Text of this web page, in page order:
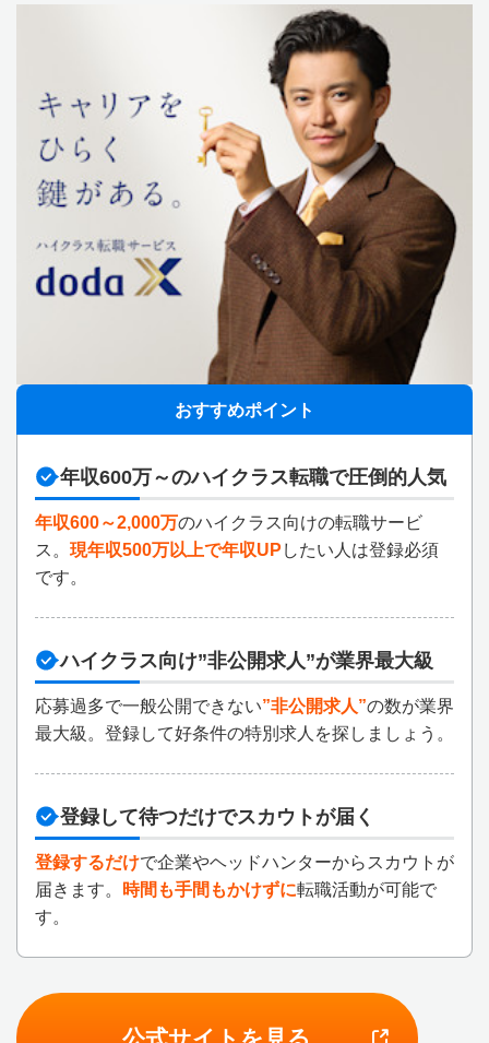
おすすめポイント
年収600万～のハイクラス転職で圧倒的人気
年収600～2,000万のハイクラス向けの転職サービ
ス。 現年収500万以上で年収UP したい人は登録必須
です。
ハイクラス向け”非公開求人”が業界最大級
応募過多で一般公開できない”非公開求人”の数が業界
最大級。登録して好条件の特別求人を探しましょう。
登録して待つだけでスカウトが届く
登録するだけで企業やヘッドハンターからスカウトが
届きます。 時間も手間もかけずに転職活動が可能で
す。